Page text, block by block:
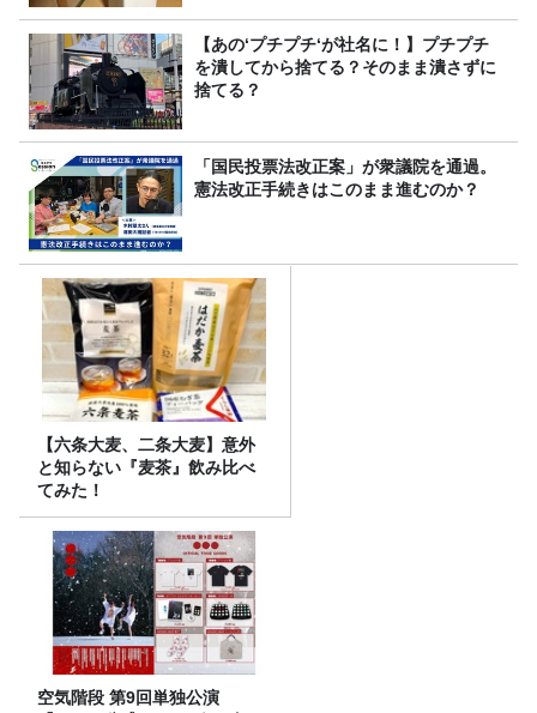
【あの‘プチプチ‘が社名に！】プチプチ
を潰してから捨てる？そのまま潰さずに
捨てる？
「国民投票法改正案」が衆議院を通過。
憲法改正手続きはこのまま進むのか？
【六条大麦、二条大麦】意外
と知らない『麦茶』飲み比べ
てみた！
空気階段 第9回単独公演